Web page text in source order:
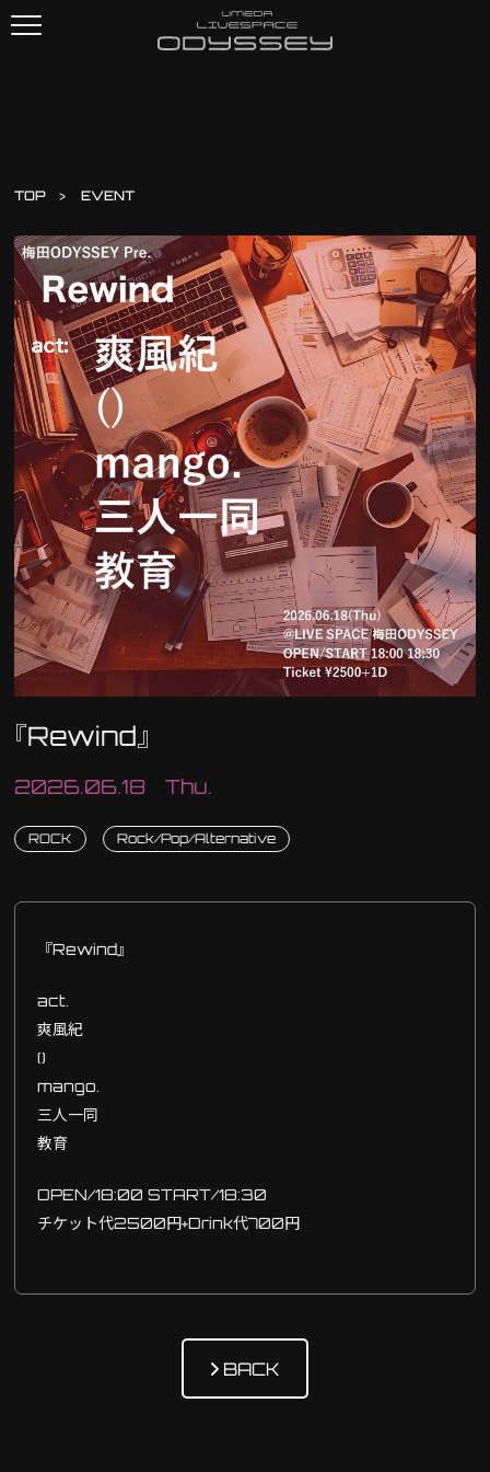
TOP EVENT
『Rewind』
2026.06.18 Thu.
ROCK Rock/Pop/Alternative
『Rewind』
act.
爽風紀
()
mango.
三人一同
教育
OPEN/18:00 START/18:30
チケット代2500円+Drink代700円
BACK